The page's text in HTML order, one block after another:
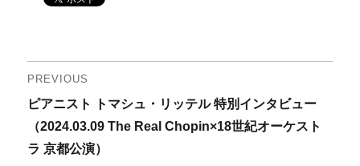
投
稿
ナ
PREVIOUS
Previous
post:
ピアニスト トマシュ・リッテル 特別インタビュー
（2024.03.09 The Real Chopin×18世紀オーケスト
ラ 京都公演）